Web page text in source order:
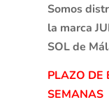
Somos
la marca
SOL de
PLAZO DE
SEMANAS